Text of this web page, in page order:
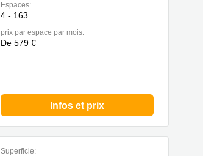
Espaces:
4 - 163
prix par espace par mois:
De 579 €
Infos et prix
Superficie: